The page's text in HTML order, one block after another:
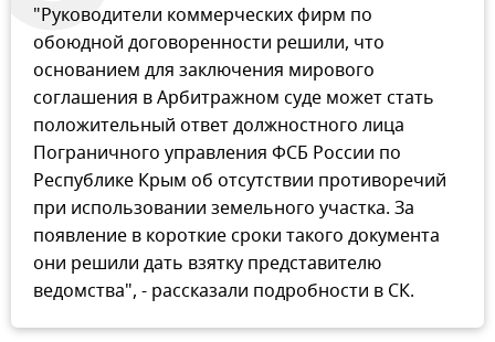
"Руководители коммерческих фирм по
обоюдной договоренности решили, что
основанием для заключения мирового
соглашения в Арбитражном суде может стать
положительный ответ должностного лица
Пограничного управления ФСБ России по
Республике Крым об отсутствии противоречий
при использовании земельного участка. За
появление в короткие сроки такого документа
они решили дать взятку представителю
ведомства", - рассказали подробности в СК.